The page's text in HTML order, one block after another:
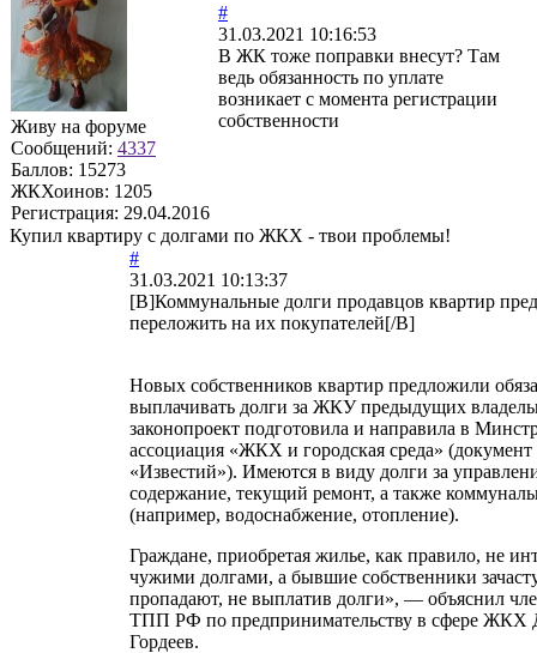
Живу на форуме
Сообщений: 4337
Баллов: 15273
ЖКХоинов: 1205
Регистрация: 29.04.2016
#
31.03.2021 10:16:53
В ЖК тоже поправки внесут? Там
ведь обязанность по уплате
возникает с момента регистрации
собственности
Купил квартиру с долгами по ЖКХ - твои проблемы!
#
31.03.2021 10:13:37
[B]Коммунальные долги продавцов квартир
переложить на их покупателей[/B]
Новых собственников квартир предложили
выплачивать долги за ЖКУ предыдущих
законопроект подготовила и направила в
ассоциация «ЖКХ и городская среда» (документ
«Известий»). Имеются в виду долги за
содержание, текущий ремонт, а также
(например, водоснабжение, отопление).
Граждане, приобретая жилье, как правило, не
чужими долгами, а бывшие собственники
пропадают, не выплатив долги», — объяснил
ТПП РФ по предпринимательству в сфере ЖКХ
Гордеев.